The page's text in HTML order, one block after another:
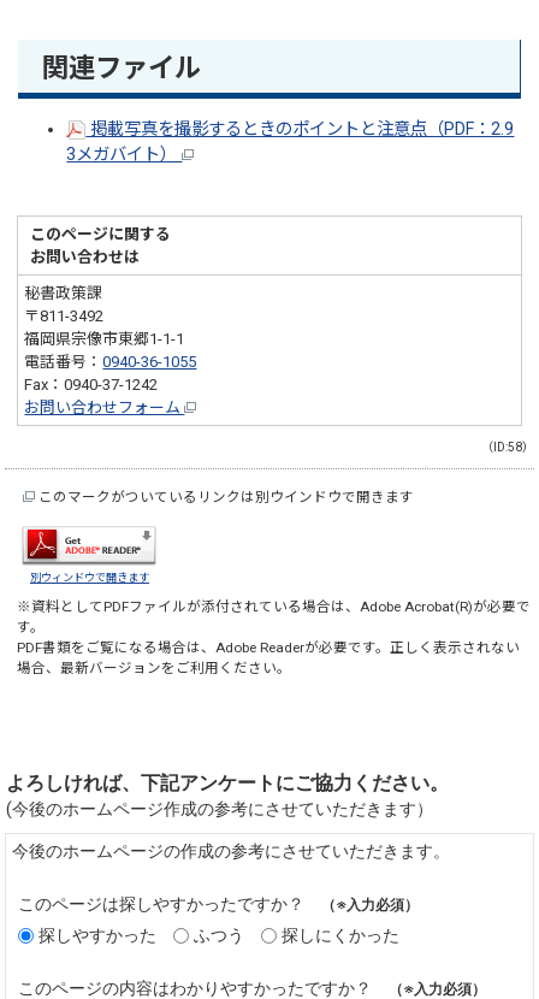
関連ファイル
掲載写真を撮影するときのポイントと注意点（PDF：2.9
3メガバイト）
このページに関する
お問い合わせは
秘書政策課
〒811-3492
福岡県宗像市東郷1-1-1
電話番号：0940-36-1055
Fax：0940-37-1242
お問い合わせフォーム
（ID:58）
このマークがついているリンクは別ウインドウで開きます
別ウィンドウで開きます
※資料としてPDFファイルが添付されている場合は、 Adobe Acrobat(R)が必要で
す。
PDF書類をご覧になる場合は、 Adobe Readerが必要です。正しく表示されない
場合、最新バージョンをご利用ください。